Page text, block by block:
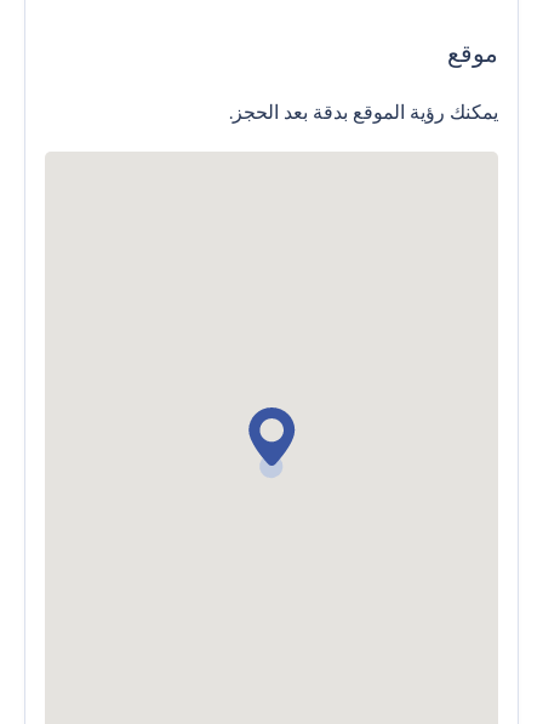
موقع
يمكنك رؤية الموقع بدقة بعد الحجز.